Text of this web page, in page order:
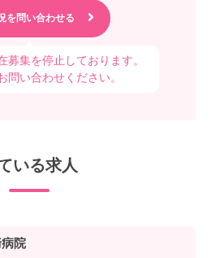
募集を停止しております。
問い合わせください。
いる求人
院